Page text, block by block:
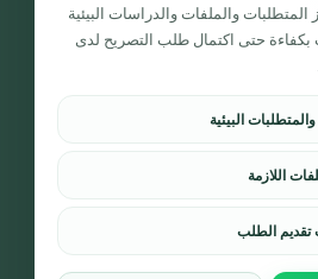
والملفات والدراسات البيئية
بكفاءة حتى اكتمال طلب التصريح لدى
البيئية
اللازمة
تقديم الطلب
بيئي للمحطات 2026: اشتراطات الزيوت والتسربات
للاستشارات البيئية